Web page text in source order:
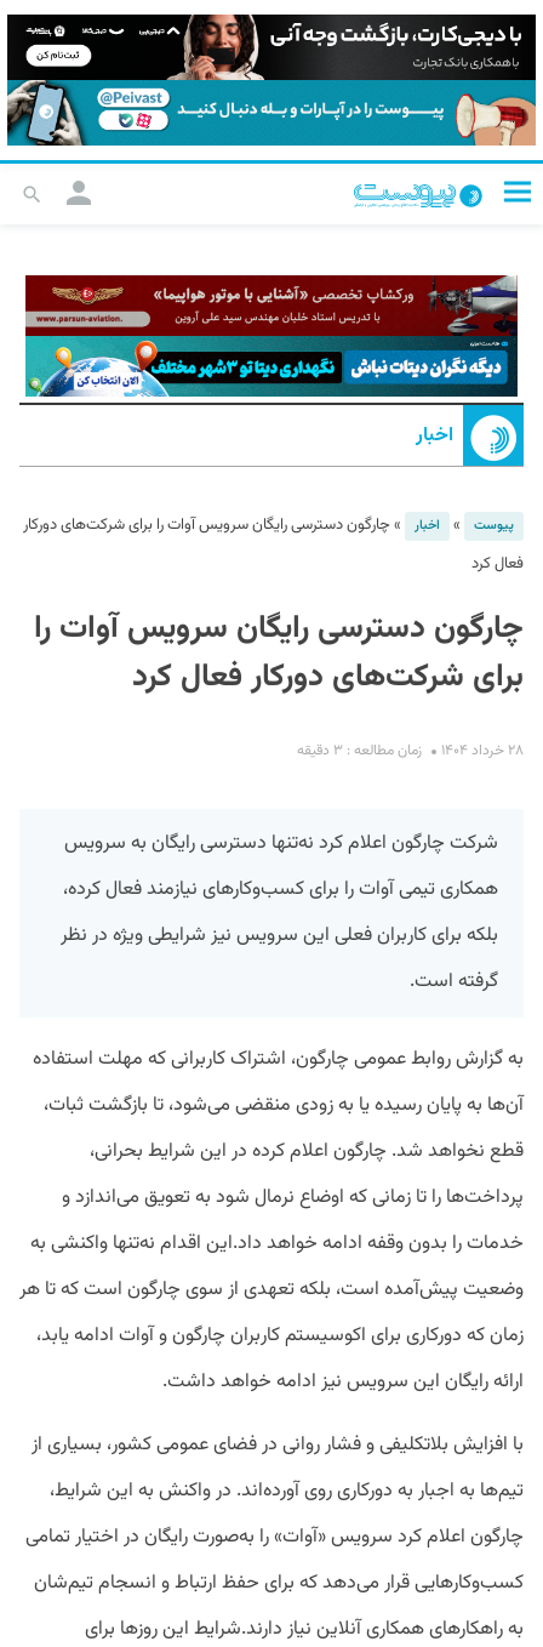
اخبار
پیوست » اخبار » چارگون دسترسی رایگان سرویس آوات را برای شرکت‌های دورکار
فعال کرد
چارگون دسترسی رایگان سرویس آوات را
برای شرکت‌های دورکار فعال کرد
۲۸ خرداد ۱۴۰۴ زمان مطالعه : ۳ دقیقه
شرکت چارگون اعلام کرد نه‌تنها دسترسی رایگان به سرویس
همکاری تیمی آوات را برای کسب‌وکارهای نیازمند فعال کرده،
بلکه برای کاربران فعلی این سرویس نیز شرایطی ویژه در نظر
گرفته است.
به گزارش روابط عمومی چارگون، اشتراک‌ کاربرانی که مهلت استفاده
آن‌ها به پایان رسیده یا به زودی منقضی می‌شود، تا بازگشت ثبات،
قطع نخواهد شد. چارگون اعلام کرده در این شرایط بحرانی،
پرداخت‌ها را تا زمانی که اوضاع نرمال شود به تعویق می‌اندازد و
خدمات را بدون وقفه ادامه خواهد داد.این اقدام نه‌تنها واکنشی به
وضعیت پیش‌آمده است، بلکه تعهدی از سوی چارگون است که تا هر
زمان که دورکاری برای اکوسیستم کاربران چارگون و آوات ادامه یابد،
ارائه رایگان این سرویس نیز ادامه خواهد داشت.
با افزایش بلاتکلیفی و فشار روانی در فضای عمومی کشور، بسیاری از
تیم‌ها به اجبار به دورکاری روی آورده‌اند. در واکنش به این شرایط،
چارگون اعلام کرد سرویس «آوات» را به‌صورت رایگان در اختیار تمامی
کسب‌وکارهایی قرار می‌دهد که برای حفظ ارتباط و انسجام تیم‌شان
به راهکارهای همکاری آنلاین نیاز دارند.شرایط این روزها برای